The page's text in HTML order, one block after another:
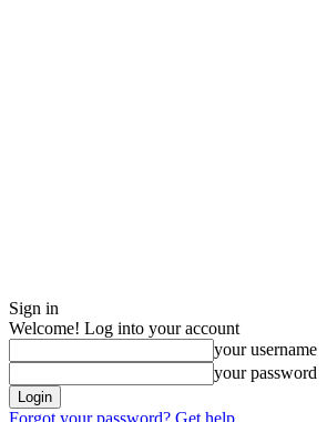
Sign in
Welcome! Log into your account
your username
your password
Forgot your password? Get help